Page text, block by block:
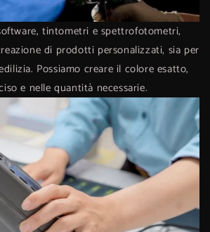
tintometri e spettrofotometri,
di prodotti personalizzati, sia per
Possiamo creare il colore esatto,
e nelle quantità necessarie.